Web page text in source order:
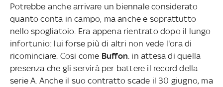
Potrebbe anche arrivare un biennale considerato
quanto conta in campo, ma anche e soprattutto
nello spogliatoio. Era appena rientrato dopo il lungo
infortunio: lui forse più di altri non vede l'ora di
ricominciare. Cosi come Buffon . in attesa di quella
presenza che gli servirà per battere il record della
serie A. Anche il suo contratto scade il 30 giugno, ma